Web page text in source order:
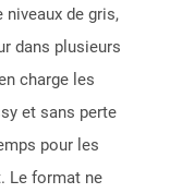
niveaux de gris,
dans plusieurs
charge les
et sans perte
pour les
Le format ne